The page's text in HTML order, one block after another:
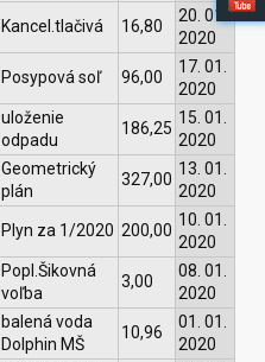
Kancel.tlačivá 16,80
20. 01.
2020
Posypová soľ 96,00
17. 01.
2020
uloženie
odpadu
186,25
15. 01.
2020
Geometrický
plán
327,00
13. 01.
2020
Plyn za 1/2020 200,00
10. 01.
2020
Popl.Šikovná
voľba
3,00
08. 01.
2020
balená voda
Dolphin MŠ
10,96
01. 01.
2020